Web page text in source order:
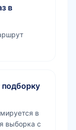
в
в
выборка с